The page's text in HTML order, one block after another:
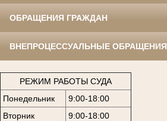
ОБРАЩЕНИЯ ГРАЖДАН
ВНЕПРОЦЕССУАЛЬНЫЕ ОБРАЩЕНИЯ
РЕЖИМ РАБОТЫ СУДА
Понедельник
9:00-18:00
Вторник
9:00-18:00